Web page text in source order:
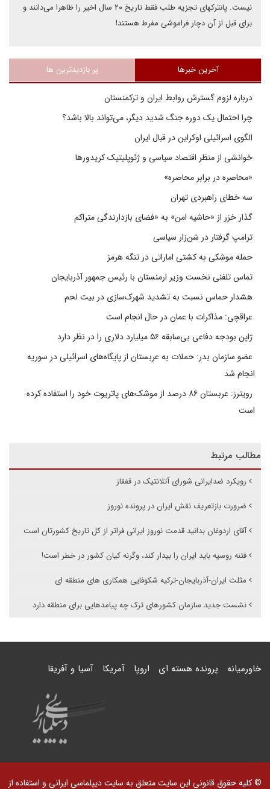
نیست. پانترکهای تجزیه طلب فقط تاریخ ۲۰ سال اخیر را ظاهرا می‌دانند و
برای قبل از آن دچار فراموشی مفرط هستند!
آخرین خبرها پر بازدیدترین ها
درباره لزوم گسترش روابط ایران و ترکمنستان
چرا احتمال یک دوره جنگ شدید دیگر، می‌تواند بالا باشد؟
الگوی اسرائیلی اوکراین در قبال ایران
خوانشی از منظر اقتصاد سیاسی و ژئوپلیتیک کریدورها
«محاصره در برابر محاصره»
سه خطای راهبردی تهران
گذار خزر از «حاشیه امن» به «فضای بازدارندگی متراکم
ترامپ گرفتار در شن‌زار سیاسی
حمله موشکی به کشتی اماراتی در تنگه هرمز
تماس تلفنی نخست وزیر ارمنستان با رئیس جمهور آذربایجان
هشدار حماس نسبت به تشدید شهرک‌سازی در بیت‌ لحم
عراقچی: مذاکرات با عمان در حال انجام است
ژاپن بودجه دفاعی بی‌سابقه ۵۶ میلیارد دلاری را در نظر دارد
عضو سازمان بدر: حملات به عربستان از پایگاه‌های اسرائیلی در سوریه
انجام شد
رویترز: عربستان ۸۶ درصد از موشک‌های پاتریوت خود را استفاده کرده
است
مطالب مرتبط
رویکرد ضدایرانی شورای آتلانتیک در قفقاز
ضرورت بازتعریف نقش ایران در پرونده نوروز
آقای اردوغان بدانید قدمت نوروز ایرانی فراتر از کل تاریخ کشورتان است
فتنه روسیه باید ایران را بیدار کند، وگرنه کیان کشور در خطر است!
مثلث ایران-آذربایجان-ترکیه شکوفایی همکاری های منطقه ای
نشست جدید سازمان کشورهای ترک چه پیامدهایی برای منطقه دارد
خاورمیانه پرونده هسته ای اروپا آمریکا آسیا و آفریقا
© کلیه حقوق قانونی این سایت متعلق به سایت دیپلماسی ایرانی و استفاده از